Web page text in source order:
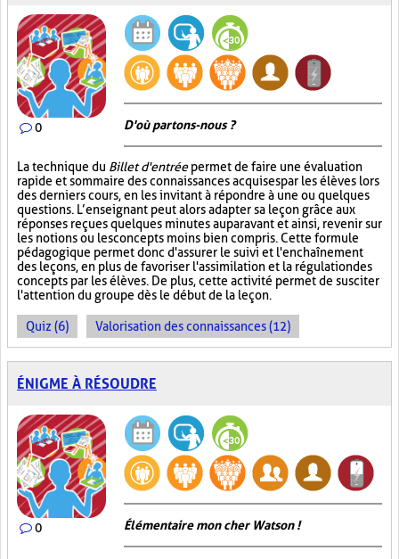
0 D'où partons-nous ?
La technique du Billet d'entréepermet de faire une évaluation
rapide et sommaire des connaissances acquises par les élèves lors
des derniers cours, en les invitant à répondre à une ou quelques
questions. L’enseignant peut alors adapter sa leçon grâce aux
réponses reçues quelques minutes auparavant et ainsi, revenir sur
les notions ou les concepts moins bien compris. Cette formule
pédagogique permet donc d'assurer le suivi et l'enchaînement
des leçons, en plus de favoriser l'assimilation et la régulation des
concepts par les élèves. De plus, cette activité permet de susciter
l'attention du groupe dès le début de la leçon.
Quiz (6) Valorisation des connaissances (12)
ÉNIGME À RÉSOUDRE
0 Élémentaire mon cher Watson !